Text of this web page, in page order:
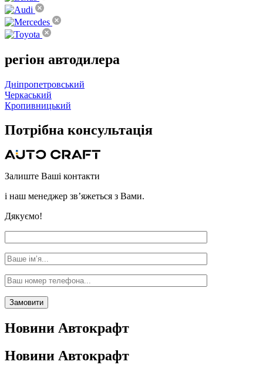
регіон автодилера
Дніпропетровський
Черкаський
Кропивницький
Потрібна консультація
Залиште Ваші контакти
і наш менеджер зв’яжеться з Вами.
Дякуємо!
Новини Автокрафт
Новини Автокрафт